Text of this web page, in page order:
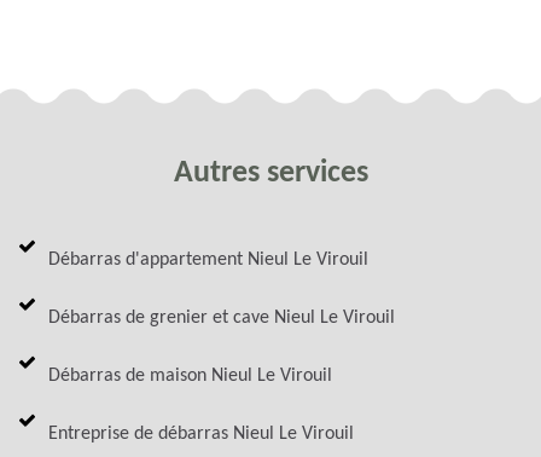
Autres services
Débarras d'appartement Nieul Le Virouil
Débarras de grenier et cave Nieul Le Virouil
Débarras de maison Nieul Le Virouil
Entreprise de débarras Nieul Le Virouil